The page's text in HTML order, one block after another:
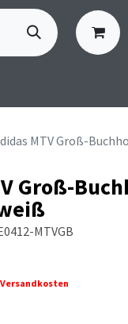
MTV Groß-
Groß-
MTVGB